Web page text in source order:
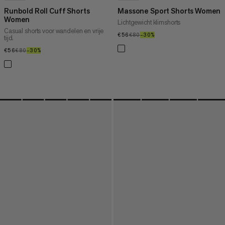
Runbold Roll Cuff Shorts
Women
Casual shorts voor wandelen en vrije
tijd.
€56€56
€80€80
–30%
Massone Sport Shorts Women
Lichtgewicht klimshorts
€56€56
€80€80
–30%